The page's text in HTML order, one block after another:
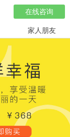
在线咨询
家人朋友